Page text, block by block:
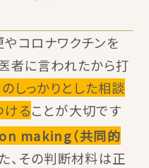
コロナワクチンを
者に言われたから打
しっかりとした相談
けることが大切です
making（共同的
、その判断材料は正